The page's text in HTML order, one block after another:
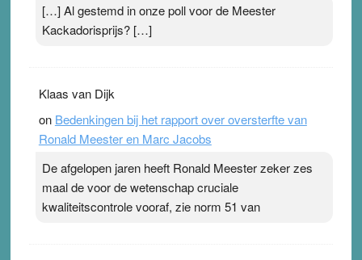
[…] Al gestemd in onze poll voor de Meester
Kackadorisprijs? […]
Klaas van Dijk
on Bedenkingen bij het rapport over oversterfte van
Ronald Meester en Marc Jacobs
De afgelopen jaren heeft Ronald Meester zeker zes
maal de voor de wetenschap cruciale
kwaliteitscontrole vooraf, zie norm 51 van